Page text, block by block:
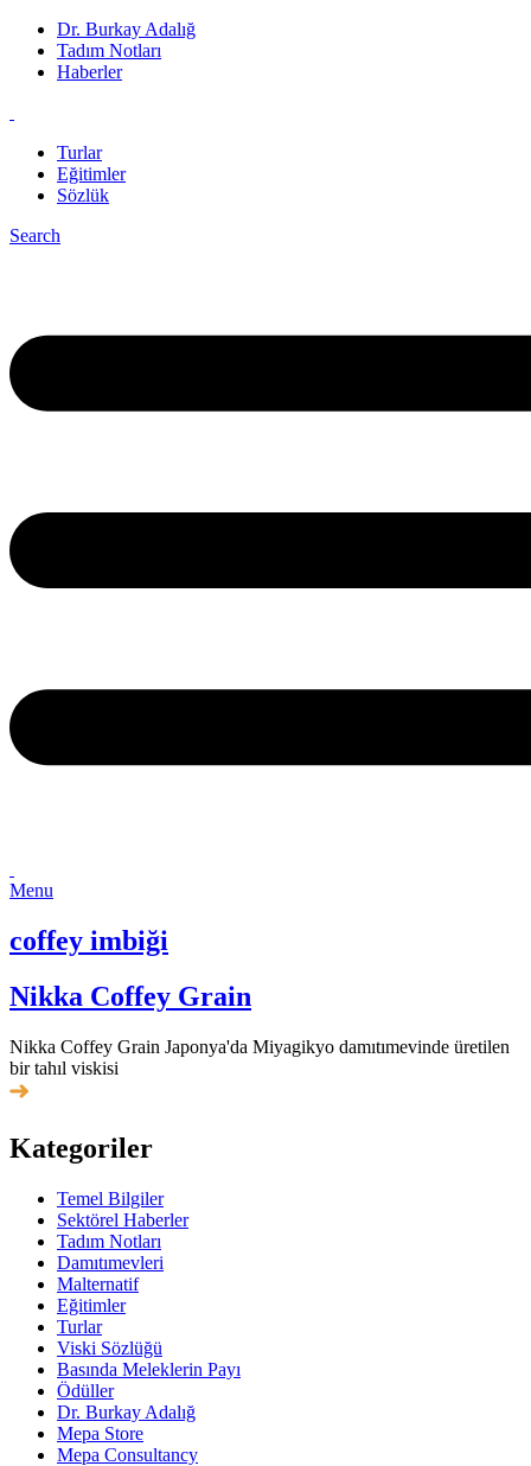
Dr. Burkay Adalığ
Tadım Notları
Haberler
Turlar
Eğitimler
Sözlük
Search
Menu
coffey imbiği
Nikka Coffey Grain
Nikka Coffey Grain Japonya'da Miyagikyo damıtımevinde üretilen
bir tahıl viskisi
Kategoriler
Temel Bilgiler
Sektörel Haberler
Tadım Notları
Damıtımevleri
Malternatif
Eğitimler
Turlar
Viski Sözlüğü
Basında Meleklerin Payı
Ödüller
Dr. Burkay Adalığ
Mepa Store
Mepa Consultancy